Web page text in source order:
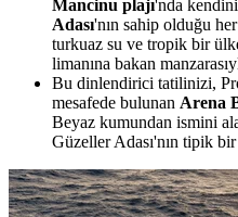
Mancinu plajı'nda
Adası'nın sahip olduğu
turkuaz su ve tropik bir
limanına bakan
Bu dinlendirici tatilinizi,
mesafede bulunan Arena
Beyaz kumundan ismini
Güzeller Adası'nın tipik